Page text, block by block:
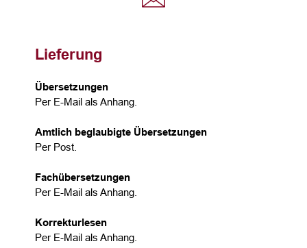
Lieferung
Übersetzungen
Per E-Mail als Anhang.
Amtlich beglaubigte Übersetzungen
Per Post.
Fachübersetzungen
Per E-Mail als Anhang.
Korrekturlesen
Per E-Mail als Anhang.